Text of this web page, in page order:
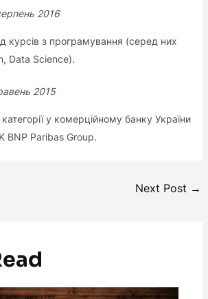
2016
курсів з програмування (серед них
Data Science).
2015
у комерційному банку України
BNP Paribas Group.
Next Post →